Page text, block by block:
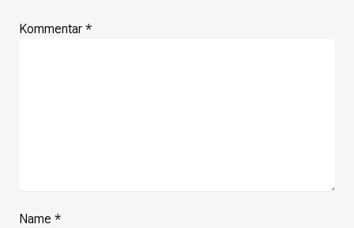
Kommentar *
Name *